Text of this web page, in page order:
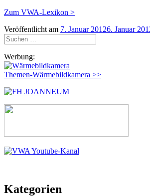
Zum VWA-Lexikon >
Veröffentlicht am 7. Januar 20126. Januar
Suchen
nach:
Werbung:
Themen-Wärmebildkamera >>
Kategorien